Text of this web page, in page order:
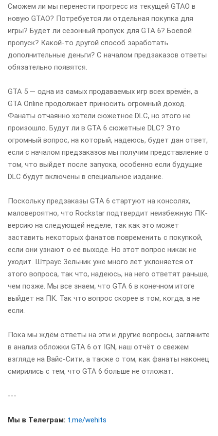
Сможем ли мы перенести прогресс из текущей GTAO в
новую GTAO? Потребуется ли отдельная покупка для
игры? Будет ли сезонный пропуск для GTA 6? Боевой
пропуск? Какой-то другой способ заработать
дополнительные деньги? С началом предзаказов ответы
обязательно появятся.
GTA 5 — одна из самых продаваемых игр всех времён, а
GTA Online продолжает приносить огромный доход.
Фанаты отчаянно хотели сюжетное DLC, но этого не
произошло. Будут ли в GTA 6 сюжетные DLC? Это
огромный вопрос, на который, надеюсь, будет дан ответ,
если с началом предзаказов мы получим представление о
том, что выйдет после запуска, особенно если будущие
DLC будут включены в специальное издание.
Поскольку предзаказы GTA 6 стартуют на консолях,
маловероятно, что Rockstar подтвердит неизбежную ПК-
версию на следующей неделе, так как это может
заставить некоторых фанатов повременить с покупкой,
если они узнают о её выходе. Но этот вопрос никак не
уходит. Штраус Зельник уже много лет уклоняется от
этого вопроса, так что, надеюсь, на него ответят раньше,
чем позже. Мы все знаем, что GTA 6 в конечном итоге
выйдет на ПК. Так что вопрос скорее в том, когда, а не
если.
Пока мы ждём ответы на эти и другие вопросы, загляните
в анализ обложки GTA 6 от IGN, наш отчёт о свежем
взгляде на Вайс-Сити, а также о том, как фанаты наконец
смирились с тем, что GTA 6 больше не отложат.
---
Мы в Телеграм: t.me/wehits